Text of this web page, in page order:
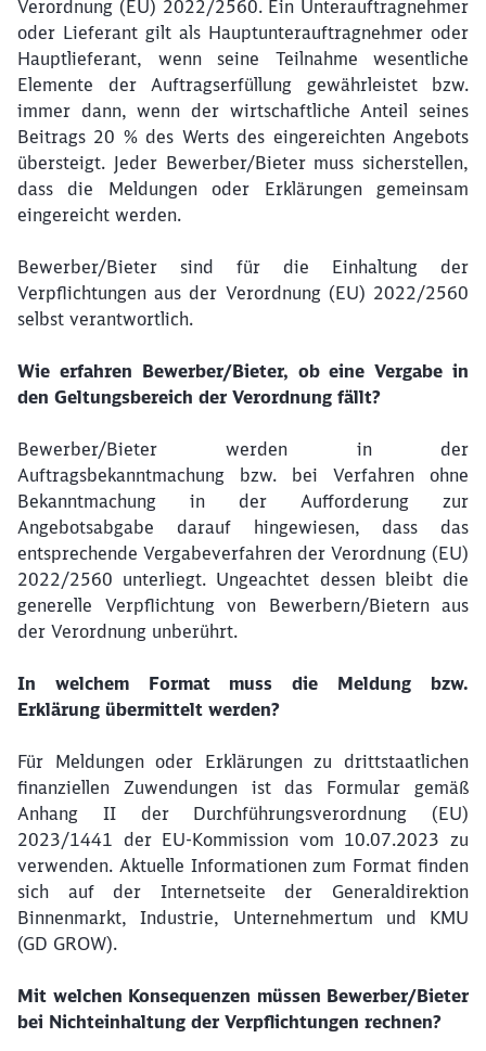
Verordnung (EU) 2022/2560. Ein Unterauftragnehmer
oder Lieferant gilt als Hauptunterauftragnehmer oder
Hauptlieferant, wenn seine Teilnahme wesentliche
Elemente der Auftragserfüllung gewährleistet bzw.
immer dann, wenn der wirtschaftliche Anteil seines
Beitrags 20 % des Werts des eingereichten Angebots
übersteigt. Jeder Bewerber/Bieter muss sicherstellen,
dass die Meldungen oder Erklärungen gemeinsam
eingereicht werden.
Bewerber/Bieter sind für die Einhaltung der
Verpflichtungen aus der Verordnung (EU) 2022/2560
selbst verantwortlich.
Wie erfahren Bewerber/Bieter, ob eine Vergabe in
den Geltungsbereich der Verordnung fällt?
Bewerber/Bieter werden in der
Auftragsbekanntmachung bzw. bei Verfahren ohne
Bekanntmachung in der Aufforderung zur
Angebotsabgabe darauf hingewiesen, dass das
entsprechende Vergabeverfahren der Verordnung (EU)
2022/2560 unterliegt. Ungeachtet dessen bleibt die
generelle Verpflichtung von Bewerbern/Bietern aus
der Verordnung unberührt.
In welchem Format muss die Meldung bzw.
Erklärung übermittelt werden?
Für Meldungen oder Erklärungen zu drittstaatlichen
finanziellen Zuwendungen ist das Formular gemäß
Anhang II der Durchführungsverordnung (EU)
2023/1441 der EU-Kommission vom 10.07.2023 zu
verwenden. Aktuelle Informationen zum Format finden
sich auf der Internetseite der Generaldirektion
Binnenmarkt, Industrie, Unternehmertum und KMU
(GD GROW).
Mit welchen Konsequenzen müssen Bewerber/Bieter
bei Nichteinhaltung der Verpflichtungen rechnen?
Schließen
Möchten Sie zuweitergeleitet
werden?
Abbrechen Weiter